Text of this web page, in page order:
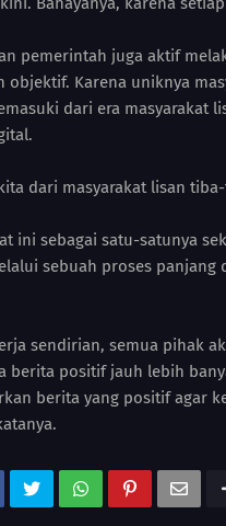
pemerintah juga aktif
objektif. Karena uniknya
dari era masyarakat
dari masyarakat lisan
ini sebagai satu-satunya
sebuah proses
sendirian, semua pihak
berita positif jauh lebih
berita yang positif agar